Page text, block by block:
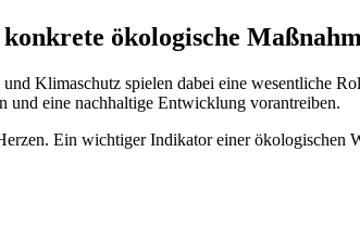
ökologische
Klimaschutz spielen dabei eine wesentliche
und eine nachhaltige Entwicklung vorantreiben.
Ein wichtiger Indikator einer ökologischen